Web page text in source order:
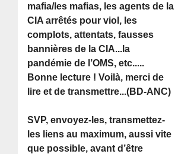
mafia/les mafias, les agents de la
CIA arrêtés pour viol, les
complots, attentats, fausses
bannières de la CIA...la
pandémie de l’OMS, etc.....
Bonne lecture ! Voilà, merci de
lire et de transmettre...(BD-ANC)
SVP, envoyez-les, transmettez-
les liens au maximum, aussi vite
que possible, avant d’être